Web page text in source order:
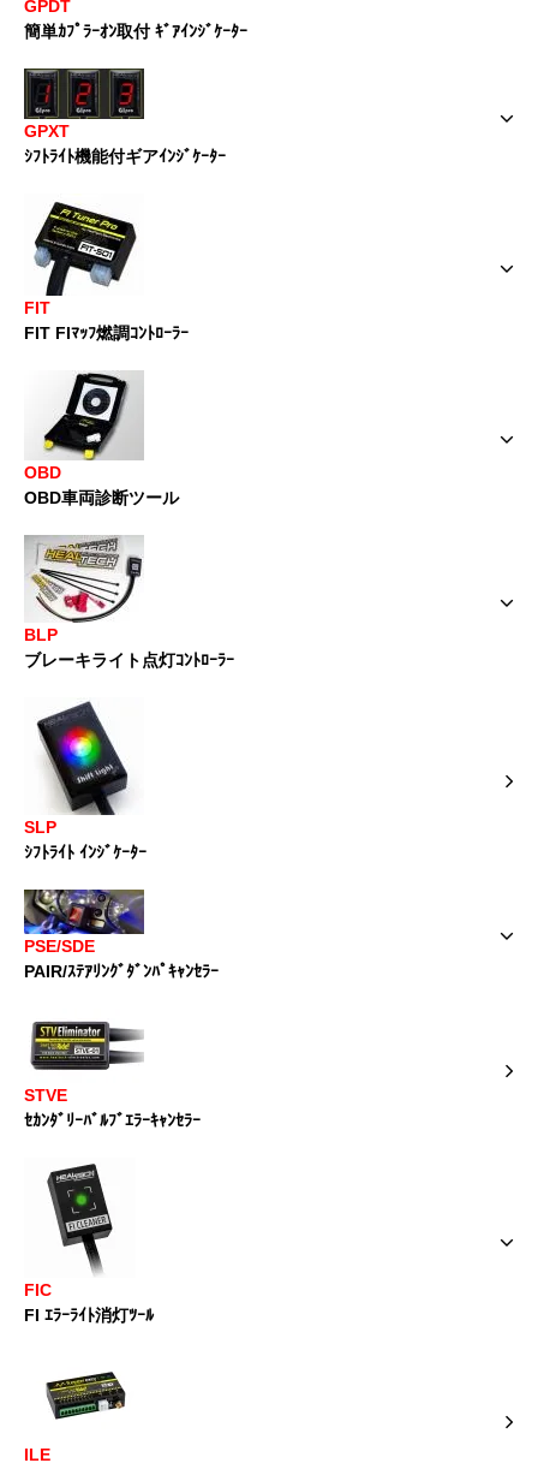
GPDT
簡単ｶﾌﾟﾗｰｵﾝ取付 ｷﾞｱｲﾝｼﾞｹｰﾀｰ
GPXT
ｼﾌﾄﾗｲﾄ機能付ギアｲﾝｼﾞｹｰﾀｰ
FIT
FIT FIﾏｯﾌ燃調ｺﾝﾄﾛｰﾗｰ
OBD
OBD車両診断ツール
BLP
ブレーキライト点灯ｺﾝﾄﾛｰﾗｰ
SLP
ｼﾌﾄﾗｲﾄ ｲﾝｼﾞｹｰﾀｰ
PSE/SDE
PAIR/ｽﾃｱﾘﾝｸﾞﾀﾞﾝﾊﾟｷｬﾝｾﾗｰ
STVE
ｾｶﾝﾀﾞﾘｰﾊﾞﾙﾌﾞｴﾗｰｷｬﾝｾﾗｰ
FIC
FI ｴﾗｰﾗｲﾄ消灯ﾂｰﾙ
ILE